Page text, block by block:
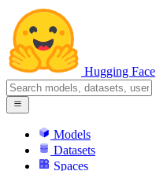
Hugging Face
Models
Datasets
Spaces